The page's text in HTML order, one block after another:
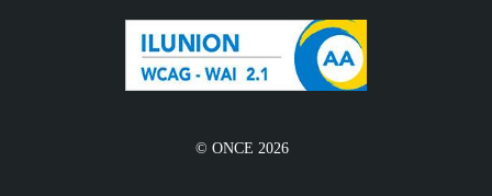
© ONCE 2026